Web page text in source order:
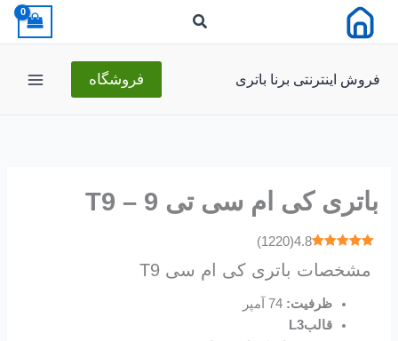
فروش اینترنتی برنا باتری فروشگاه
باتری کی ام سی تی 9 – T9
4.8
(
1220
)
مشخصات باتری کی ام سی T9
ظرفیت: 74 آمپر
قالبL3